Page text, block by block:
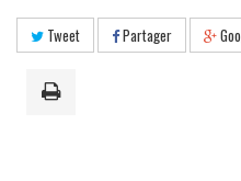
Tweet Partager